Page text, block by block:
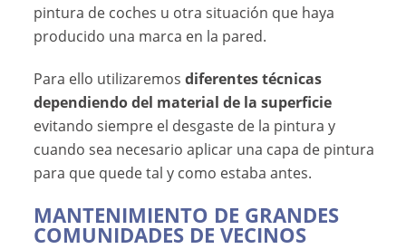
pintura de coches u otra situación que haya
producido una marca en la pared.
Para ello utilizaremosdiferentes técnicas
dependiendo del material de la superficie
evitando siempre el desgaste de la pintura y
cuando sea necesario aplicar una capa de pintura
para que quede tal y como estaba antes.
MANTENIMIENTO DE GRANDES
COMUNIDADES DE VECINOS